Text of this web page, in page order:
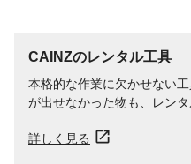
CAINZのレンタル工具
本格的な作業に欠かせない
が出せなかった物も、レン
詳しく見る